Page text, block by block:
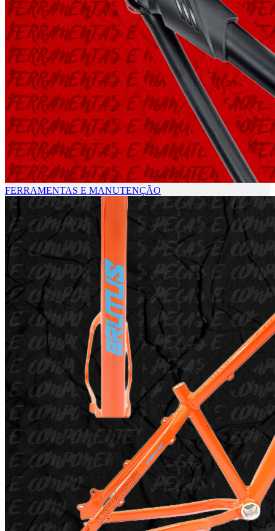
FERRAMENTAS E MANUTENÇÃO